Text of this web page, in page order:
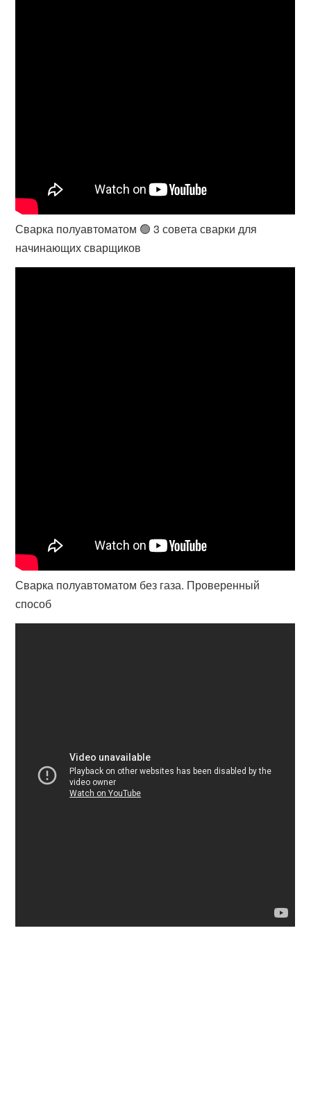
Сварка полуавтоматом 🟢 3 совета сварки для
начинающих сварщиков
Сварка полуавтоматом без газа. Проверенный
способ